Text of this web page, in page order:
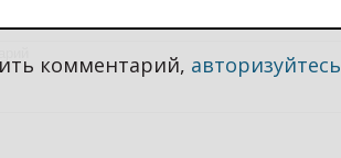
комментарий, авторизуйтесь